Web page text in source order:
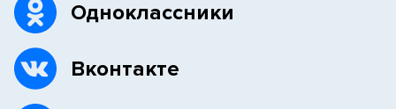
Одноклассники
Вконтакте